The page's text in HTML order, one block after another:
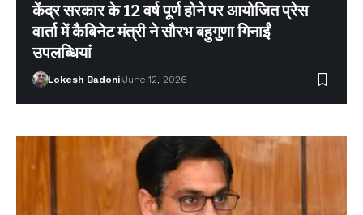
केंद्र सरकार के 12 वर्ष पूर्ण होने पर आयोजित प्रेस
वार्ता में कैबिनेट मंत्री ने सौरभ बहुगुणा गिनाईं
उपलब्धियां
Lokesh Badoni June 12, 2026